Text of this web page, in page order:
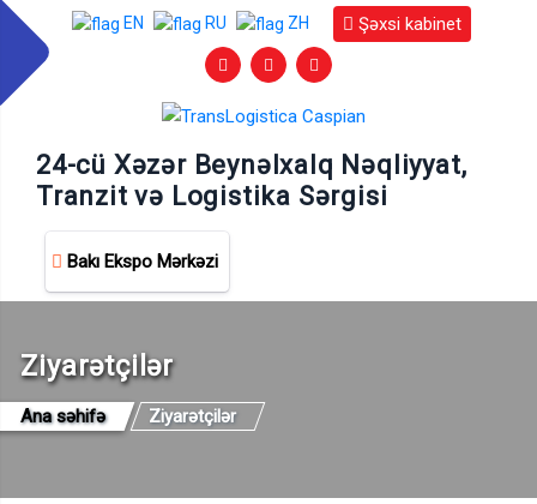
EN RU ZH Şəxsi kabinet
24-cü Xəzər Beynəlxalq Nəqliyyat,
Tranzit və Logistika Sərgisi
Bakı Ekspo Mərkəzi
Ziyarətçilər
Ana səhifə Ziyarətçilər